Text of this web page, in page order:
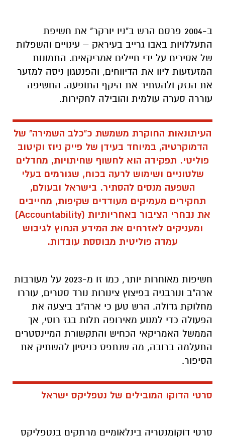
ב-2004 פרסם הרש ב"ניו יורקר" את חשיפת
התעללויות באבו גרייב בעיראק – עינויים והשפלות
של אסירים על ידי חיילים אמריקאים. התמונות
המזעזעות ליוו את הדיווחים, והפנטגון ניסה למזער
את הנזק ולהסתיר את היקף התופעה. החשיפה
עוררה סערה עולמית והובילה לחקירות.
העיתונאות החוקרת משמשת כ"כלב השמירה" של
הדמוקרטיה, במיוחד בעידן של פייק ניוז וקיטוב
פוליטי. תפקידה הוא לחשוף שחיתויות, מחדלים
שלטוניים ושימוש לרעה בכוח, שגורמים בעלי
השפעה מנסים להסתיר. בישראל ובעולם,
תחקירים מעמיקים מעודדים שקיפות, מחייבים
את נבחרי הציבור באחריותיות (Accountability)
ומעניקים לאזרחים את המידע הנחוץ לגיבוש
עמדה פוליטית מבוססת עובדות.
חשיפות מאוחרות יותר, כמו זו מ-2023 על מעורבות
ארה"ב ונורבגיה בפיצוץ צינורות נורד סטרים, עוררו
מחלוקת גדולה. הרש טען כי ארה"ב ביצעה את
הפעולה כדי למנוע מאירופה תלות בגז רוסי, אך
הממשל האמריקאי הכחיש והתקשורת המיינסטרים
התעלמה ברובה, מה שנתפס כניסיון להשתיק את
הסיפור.
סרטי הדוקו המובילים של נטפליקס ישראל
סרטי דוקומנטריה בינלאומיים מרתקים בנטפליקס